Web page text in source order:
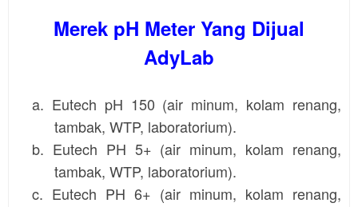
Merek pH Meter Yang Dijual
AdyLab
a. Eutech pH 150 (air minum, kolam renang,
tambak, WTP, laboratorium).
b. Eutech PH 5+ (air minum, kolam renang,
tambak, WTP, laboratorium).
c. Eutech PH 6+ (air minum, kolam renang,